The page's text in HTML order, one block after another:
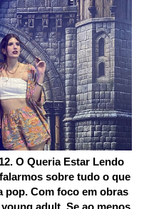
O Queria Estar Lendo
sobre tudo o que
pop. Com foco em obras